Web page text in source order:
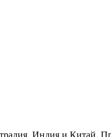
Индия и Китай.